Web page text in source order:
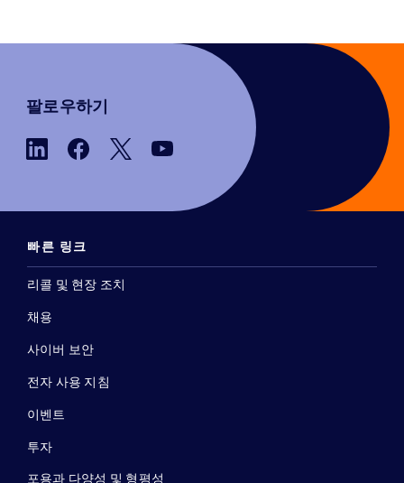
팔로우하기
빠른 링크
리콜 및 현장 조치
채용
사이버 보안
전자 사용 지침
이벤트
투자
포용과 다양성 및 형평성